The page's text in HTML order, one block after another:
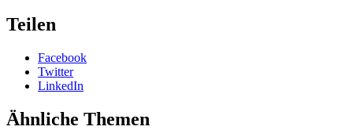
Teilen
Facebook
Twitter
LinkedIn
Ähnliche Themen